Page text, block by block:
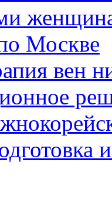
Москве
вен